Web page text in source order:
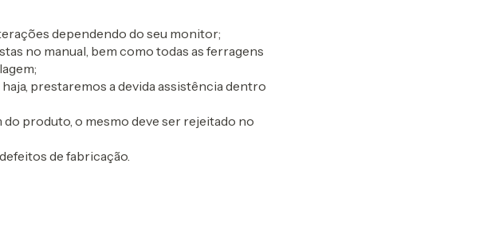
dependendo do seu monitor;
no manual, bem como todas as ferragens
prestaremos a devida assistência dentro
do produto, o mesmo deve ser rejeitado no
de fabricação.